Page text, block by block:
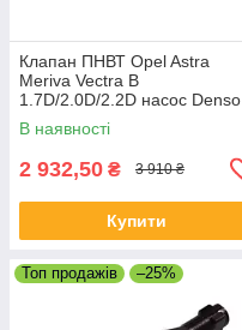
Клапан ПНВТ Opel Astra
Meriva Vectra B
1.7D/2.0D/2.2D насос Denso
В наявності
2 932,50 ₴ 3 910 ₴
Купити
Топ продажів –25%